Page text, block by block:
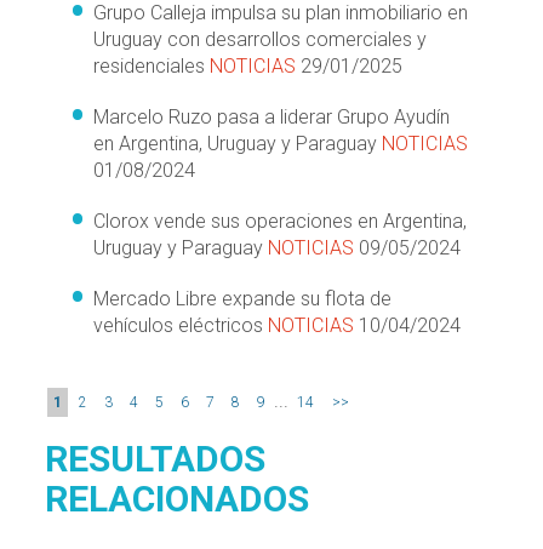
Grupo Calleja impulsa su plan inmobiliario en
Uruguay con desarrollos comerciales y
residenciales NOTICIAS 29/01/2025
Marcelo Ruzo pasa a liderar Grupo Ayudín
en Argentina, Uruguay y Paraguay NOTICIAS
01/08/2024
Clorox vende sus operaciones en Argentina,
Uruguay y Paraguay NOTICIAS 09/05/2024
Mercado Libre expande su flota de
vehículos eléctricos NOTICIAS 10/04/2024
1 2 3 4 5 6 7 8 9 ... 14 >>
RESULTADOS
RELACIONADOS